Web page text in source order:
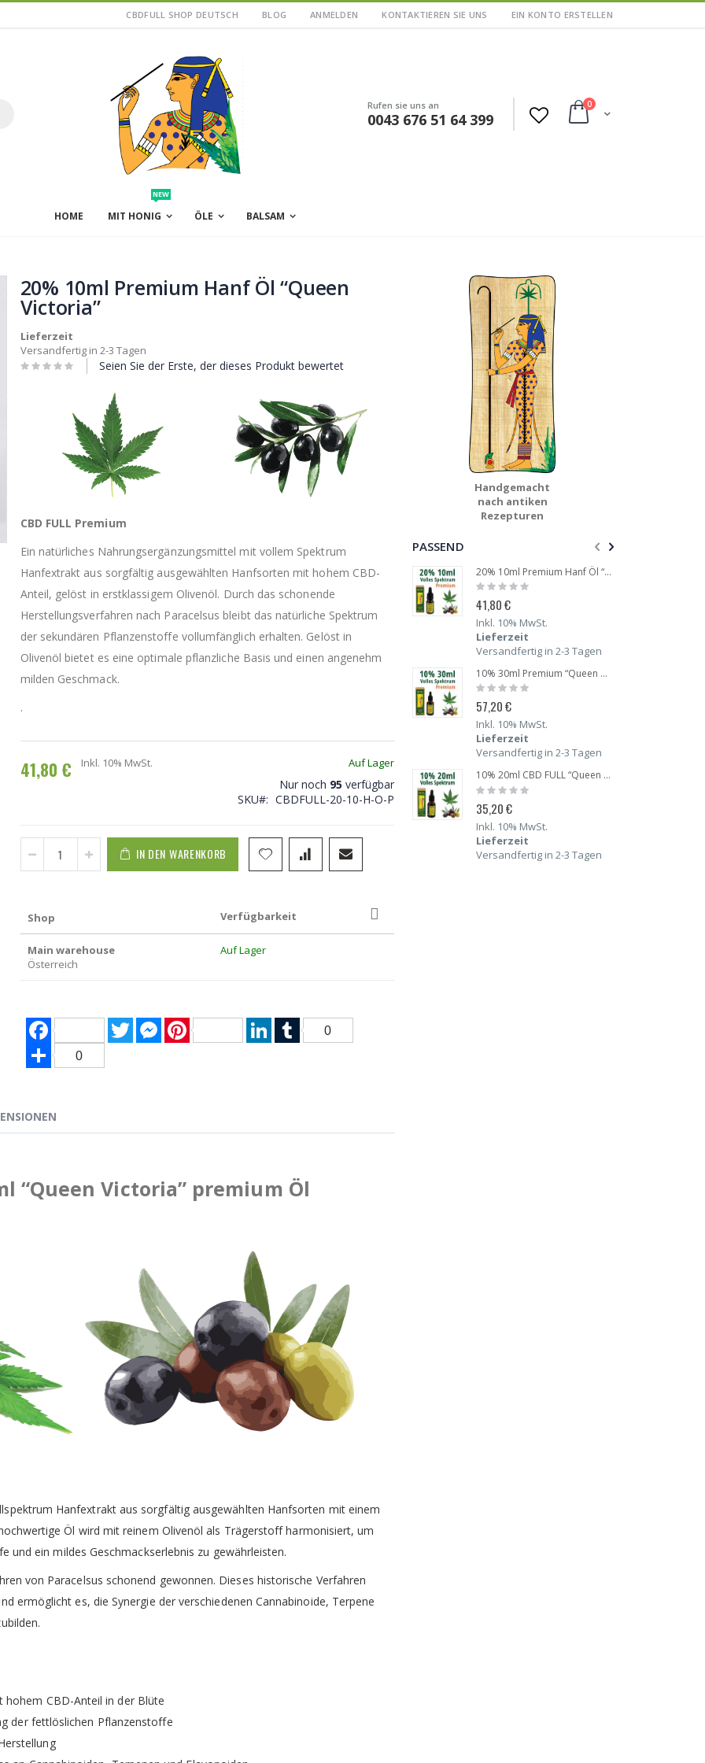
CBDFULL SHOP DEUTSCH BLOG ANMELDEN KONTAKTIEREN SIE UNS EIN KONTO ERSTELLEN
Cart
0Artikel
Rufen sie uns an
0043 676 51 64 399
HOME MIT HONIG
NEW
ÖLE BALSAM
Premium 20% 10ml
20% 10ml Premium Hanf Öl “Queen
Victoria”
Lieferzeit
Versandfertig in 2-3 Tagen
Seien Sie der Erste, der dieses Produkt bewertet
CBD FULL Premium
Ein natürliches Nahrungsergänzungsmittel mit vollem Spektrum
Hanfextrakt aus sorgfältig ausgewählten Hanfsorten mit hohem CBD-
Anteil, gelöst in erstklassigem Olivenöl. Durch das schonende
Herstellungsverfahren nach Paracelsus bleibt das natürliche Spektrum
der sekundären Pflanzenstoffe vollumfänglich erhalten. Gelöst in
Olivenöl bietet es eine optimale pflanzliche Basis und einen angenehm
milden Geschmack.
.
41,80 € Inkl. 10% MwSt. Auf Lager
Nur noch 95 verfügbar
SKU
CBDFULL-20-10-H-O-P
IN DEN WARENKORB
Shop Verfügbarkeit
Main warehouse
Österreich
Auf Lager
Twitter Messenger LinkedInTumblr
0
Share0
“Queen Victoria” premium Öl
Hanfextrakt aus sorgfältig ausgewählten Hanfsorten mit einem
Öl wird mit reinem Olivenöl als Trägerstoff harmonisiert, um
ein mildes Geschmackserlebnis zu gewährleisten.
von Paracelsus schonend gewonnen. Dieses historische Verfahren
ermöglicht es, die Synergie der verschiedenen Cannabinoide, Terpene
CBD-Anteil in der Blüte
der fettlöslichen Pflanzenstoffe
Handgemacht
nach antiken
Rezepturen
PASSEND
20% 10ml Premium Hanf Öl “Queen Victoria”
Rating:
0%
41,80 €
Inkl. 10% MwSt.
Lieferzeit
Versandfertig in 2-3 Tagen
10% 30ml Premium “Queen Victoria” Hanf Öl
Rating:
57,20 €
Inkl. 10% MwSt.
Lieferzeit
Versandfertig in 2-3 Tagen
10% 20ml CBD FULL “Queen Victoria” Hanf Öl
Rating:
0%
35,20 €
Inkl. 10% MwSt.
Lieferzeit
Versandfertig in 2-3 Tagen